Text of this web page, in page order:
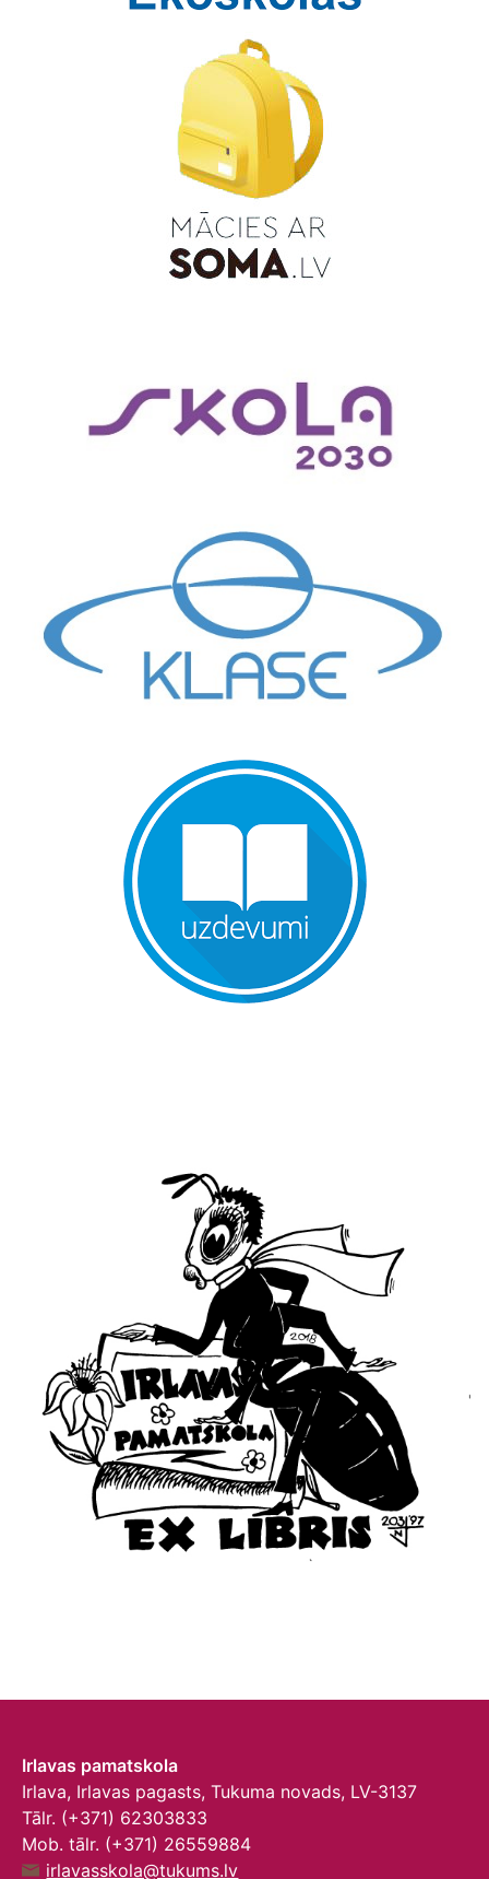
Irlavas pamatskola
Irlava, Irlavas pagasts, Tukuma novads, LV-3137
Tālr. (+371) 62303833
Mob. tālr. (+371) 26559884
irlavasskola@tukums.lv